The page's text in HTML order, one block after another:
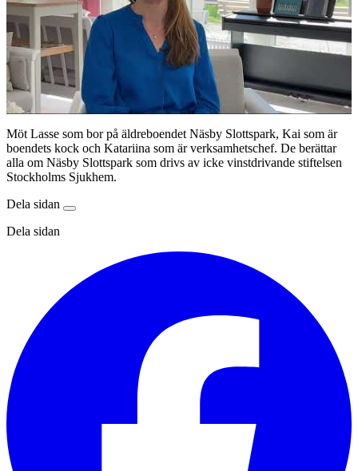
Möt Lasse som bor på äldreboendet Näsby Slottspark, Kai som är
boendets kock och Katariina som är verksamhetschef. De berättar
alla om Näsby Slottspark som drivs av icke vinstdrivande stiftelsen
Stockholms Sjukhem.
Dela sidan
Dela sidan